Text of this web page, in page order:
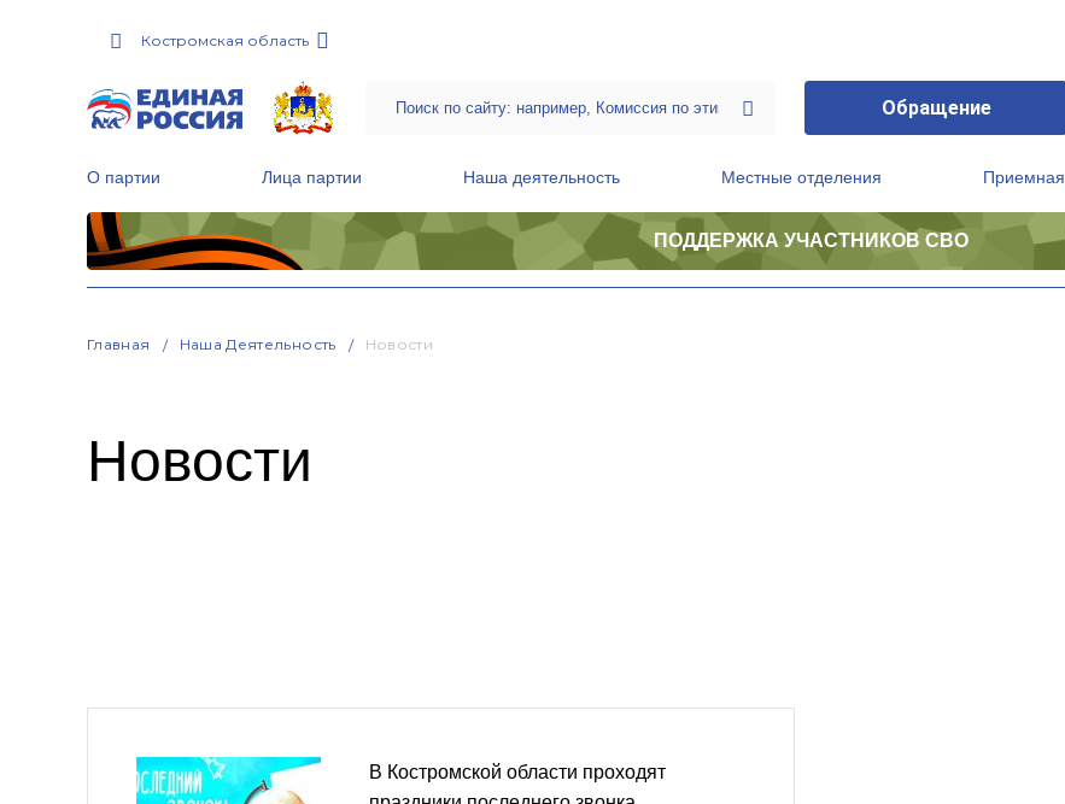
Костромская область
Обращение
О партии Лица партии Наша деятельность Местные отделения Приемная
ПОДДЕРЖКА УЧАСТНИКОВ СВО
Главная Наша Деятельность Новости
Новости
В Костромской области проходят